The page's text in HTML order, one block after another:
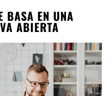
BASA EN UNA
ABIERTA